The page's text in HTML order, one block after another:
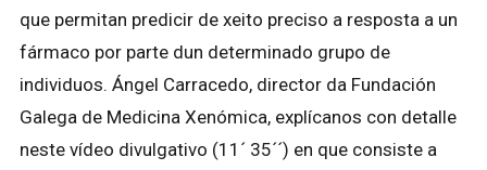
que permitan predicir de xeito preciso a resposta a un
fármaco por parte dun determinado grupo de
individuos. Ángel Carracedo, director da Fundación
Galega de Medicina Xenómica, explícanos con detalle
neste vídeo divulgativo (11´ 35´´) en que consiste a